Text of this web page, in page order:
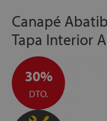
Canapé
Tapa Interior
30%
DTO.